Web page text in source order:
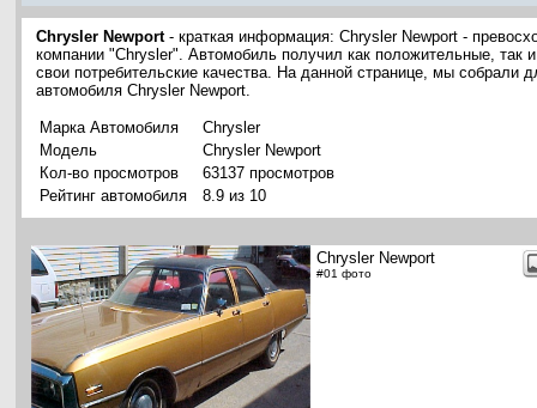
Chrysler Newport- краткая информация: Chrysler Newport -
компании "Chrysler". Автомобиль получил как положительные, так
свои потребительские качества. На данной странице, мы
автомобиля Chrysler Newport.
Марка Автомобиля
Chrysler
Модель
Chrysler Newport
Кол-во просмотров
63137 просмотров
Рейтинг автомобиля
8.9 из 10
Chrysler Newport
#01 фото